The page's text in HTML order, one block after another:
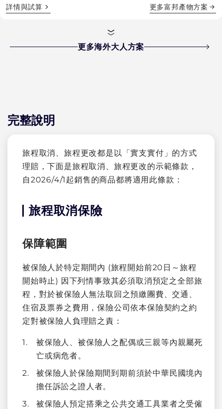
詳情與試算 更多富邦產物方案
更多海外大人方案
完整說明
旅程取消、旅程更改都是以「實支實付」的方式
理賠，下面是旅程取消、旅程更改的示範條款，
自2026/4/1起銷售的商品都將適用此條款：
旅程取消保險
保障範圍
被保險人於特定期間內 (旅程開始前20日～旅程
開始時止) 因下列情事致其必須取消預定之全部旅
程，對於被保險人無法取回之預繳團費、交通、
住宿及票券之費用，保險公司依本保險契約之約
定對被保險人負理賠之責：
被保險人、被保險人之配偶或三親等內親屬死
亡或病危者。
被保險人於保險期間到期前須於中華民國境內
擔任訴訟之證人者。
被保險人預定搭乘之公共交通工具業者之受僱